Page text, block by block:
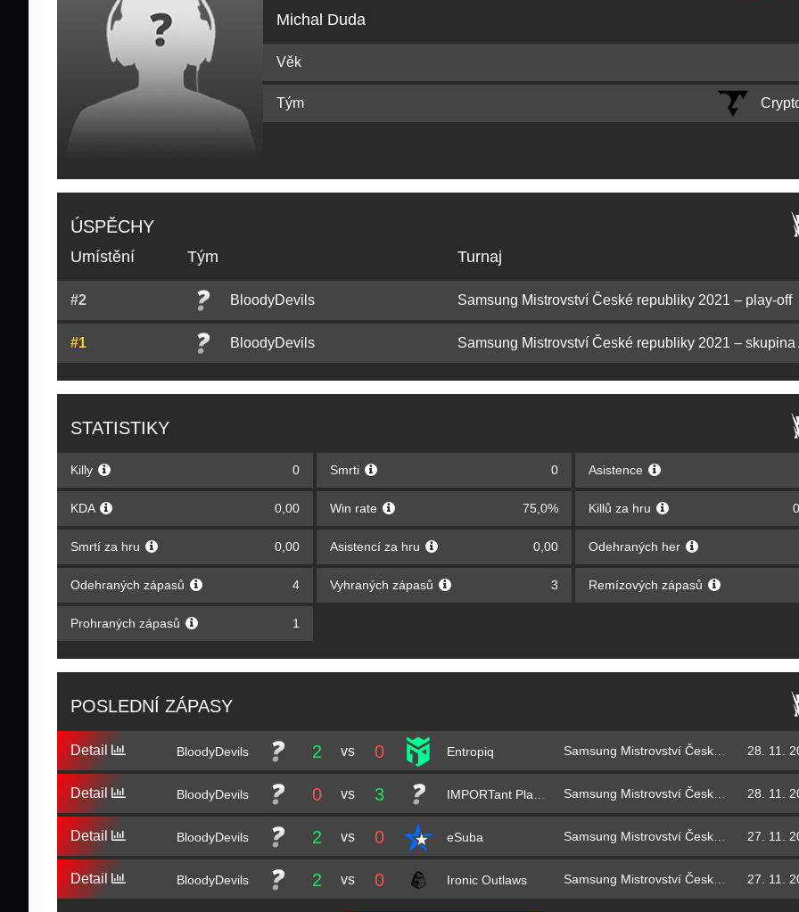
Michal Duda
Věk
Tým
ÚSPĚCHY
Umístění Tým Turnaj
#2 BloodyDevils Samsung Mistrovství České republiky 2021 – play-off
#1 BloodyDevils Samsung Mistrovství České republiky 2021 – skupina
STATISTIKY
Killy 0 Smrti 0 Asistence
KDA 0,00 Win rate 75,0% Killů za hru
Smrtí za hru 0,00 Asistencí za hru 0,00 Odehraných her
Odehraných zápasů 4 Vyhraných zápasů 3 Remízových zápasů
Prohraných zápasů 1
POSLEDNÍ ZÁPASY
Detail BloodyDevils 2 vs 0 Entropiq Samsung Mistrovství České republiky 2021 – play-off 28. 11.
Detail BloodyDevils 0 vs 3 Samsung Mistrovství České republiky 2021 – play-off 28. 11.
Detail BloodyDevils 2 vs 0 eSuba Samsung Mistrovství České republiky 2021 – skupina A 27. 11.
Detail BloodyDevils 2 vs 0 Ironic Outlaws Samsung Mistrovství České republiky 2021 – skupina A 27. 11.